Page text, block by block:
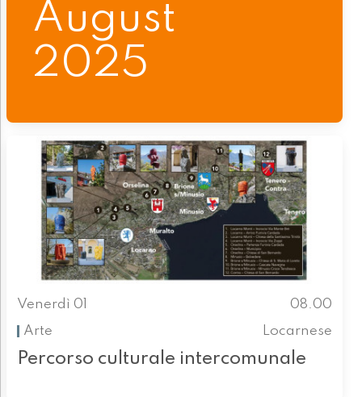
August
2025
Venerdì 01
08.00
Arte
Locarnese
Percorso culturale intercomunale